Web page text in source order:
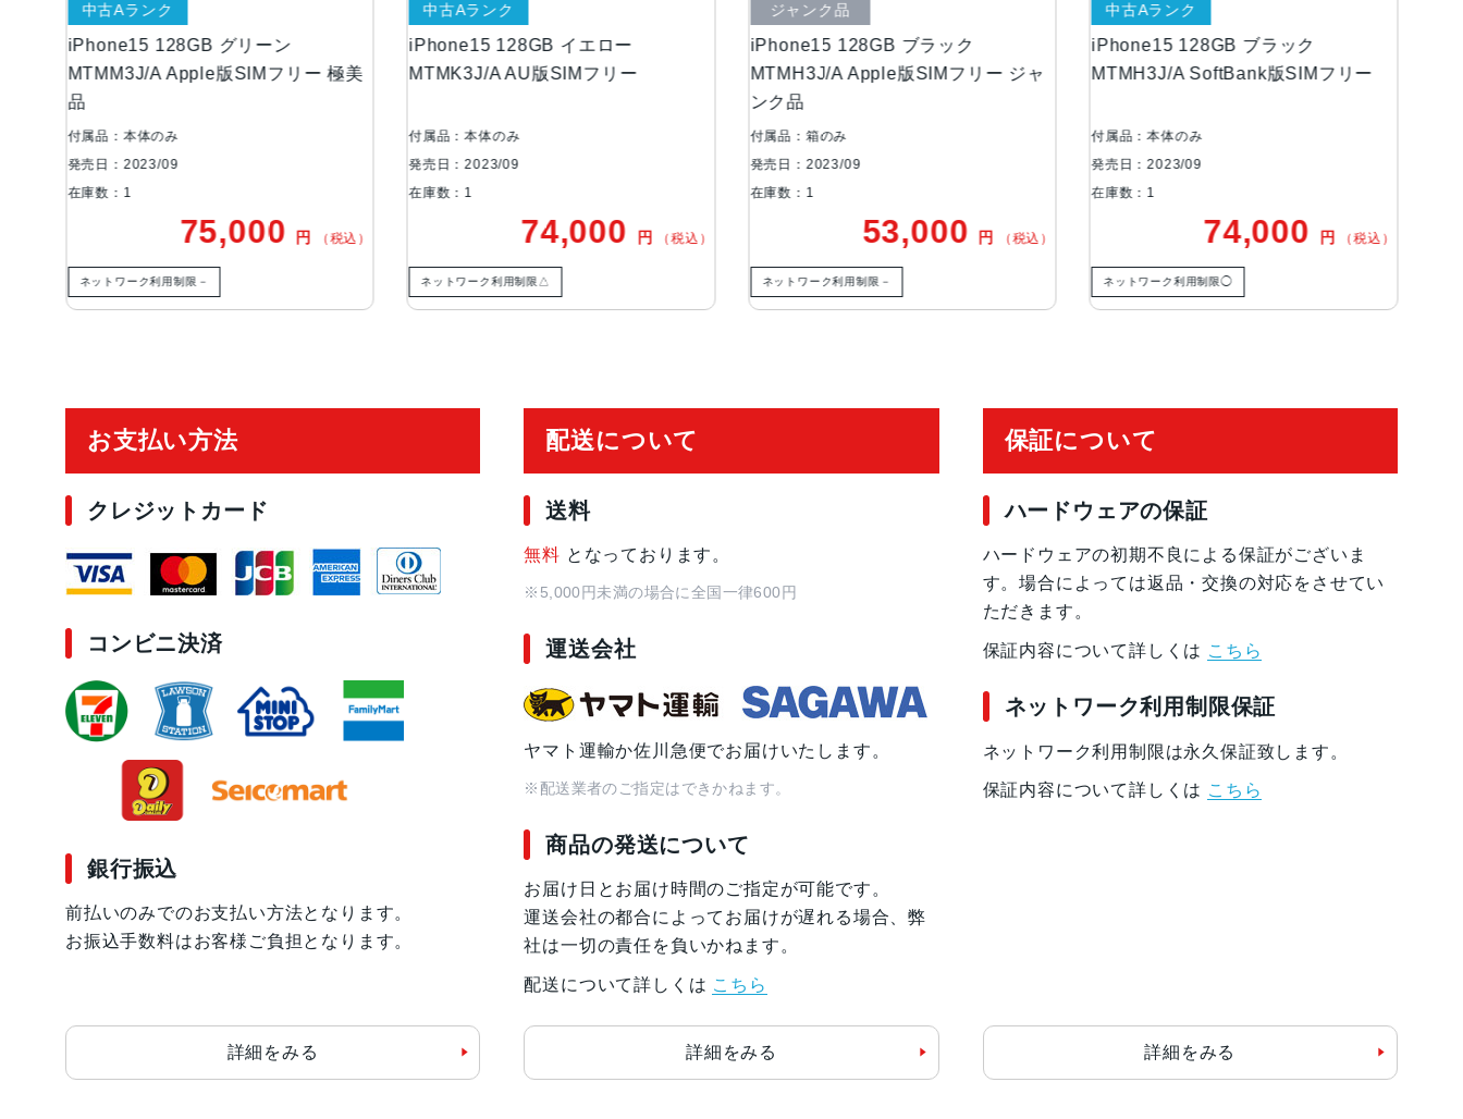
防沫性能、耐水性
能、防塵性能
IEC規格60529にもとづくIP68等級（最大水深6メートルで最大30分間）
48MPメイン：26mm、ƒ/1.6絞り値、センサーシフト光学式手ぶれ補正、100% Foc
us Pixels、超高解像度の写真（24MPと48MP）に対応12MP超広角：13mm、ƒ/2.4
絞り値と120°視野角12MPの2倍望遠（クアッドピクセルセンサーを活用）：52m
m、ƒ/1.6絞り値、センサーシフト光学式手ぶれ補正、100% Focus Pixels2倍の光学
ズーム
12MPカメラƒ/1.9絞り値
2023年9月22日
iPhone15 128GB グリーン
MTMM3J/A Apple版SIMフリー 極美
品
中古Aランク
付属品：本体のみ
発売日：2023/09
在庫数：1
75,000 円 （税込）
ネットワーク利用制限－
iPhone15 128GB イエロー
MTMK3J/A AU版SIMフリー
中古Aランク
付属品：本体のみ
発売日：2023/09
在庫数：1
74,000 円 （税込）
ネットワーク利用制限△
iPhone15 128GB ブラック
MTMH3J/A Apple版SIMフリー ジャ
ンク品
ジャンク品
付属品：箱のみ
発売日：2023/09
在庫数：1
53,000 円 （税込）
ネットワーク利用制限－
iPhone15 128GB ブラック
MTMH3J/A SoftBank版SIMフリー
中古Aランク
付属品：本体のみ
発売日：2023/09
在庫数：1
74,000 円 （税込）
ネットワーク利用制限◯
お支払い方法
クレジットカード
コンビニ決済
銀行振込
前払いのみでのお支払い方法となります。
お振込手数料はお客様ご負担となります。
詳細をみる
配送について
送料
無料 となっております。
※5,000円未満の場合に全国一律600円
運送会社
ヤマト運輸か佐川急便でお届けいたします。
※配送業者のご指定はできかねます。
商品の発送について
お届け日とお届け時間のご指定が可能です。
運送会社の都合によってお届けが遅れる場合、弊
社は一切の責任を負いかねます。
配送について詳しくは こちら
詳細をみる
保証について
ハードウェアの保証
ハードウェアの初期不良による保証がございま
す。場合によっては返品・交換の対応をさせてい
ただきます。
保証内容について詳しくは こちら
ネットワーク利用制限保証
ネットワーク利用制限は永久保証致します。
保証内容について詳しくは こちら
詳細をみる